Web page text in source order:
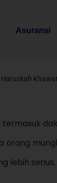
Asuransi
orang
lebih serius.